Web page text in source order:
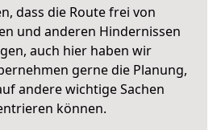
dass die Route frei von
und anderen Hindernissen
auch hier haben wir
gerne die Planung,
andere wichtige Sachen
können.